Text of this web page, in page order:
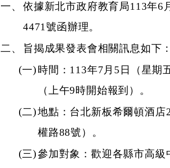
一、 依據新北市政府教育局113年6
4471號函辦理。
二、
旨揭成果發表會相關訊息如下：
(一) 時間：113年7月5日（星期
（上午9時開始報到）。
(二)地點：台北新板希爾頓酒
權路88號）。
(三)參加對象：歡迎各縣市高